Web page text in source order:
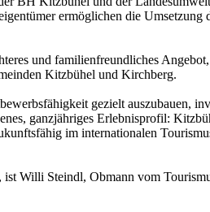
ermöglichen die
und familienfreundliches
Kitzbühel und Kirchberg.
gezielt auszubauen,
ganzjähriges Erlebnisprofil:
im internationalen
Willi Steindl, Obmann vom